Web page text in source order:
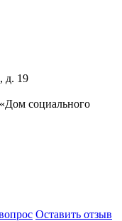
д. 19
социального
Оставить отзыв